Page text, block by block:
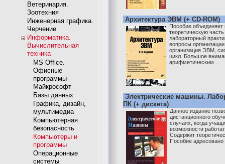
Ветеринария.
Зоотехния
Инженерная графика.
Черчение
Информатика.
Вычислительная
техника
MS Office.
Офисные
программы
Майкрософт
Базы данных
Графика, дизайн,
мультимедиа
Компьютерная
безопасность
Компьютеры и
программы
Операционные
системы
Архитектура ЭВМ (+ CD-ROM)
Пособие объединяет
теоретическую
лабораторный
вопросы
организация ЭВМ,
цикл. Большое
арифметическим ...
Электрические машины.
ПК (+ дискета)
Данное издание
дистанционного
случаях, когда
возможности
Содержит
Пособие